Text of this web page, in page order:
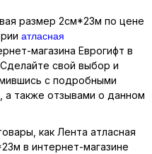
размер 2см*23м по цене
атласная
магазина Еврогифт в
свой выбор и
с подробными
а также отзывами о данном
как Лента атласная
в интернет-магазине